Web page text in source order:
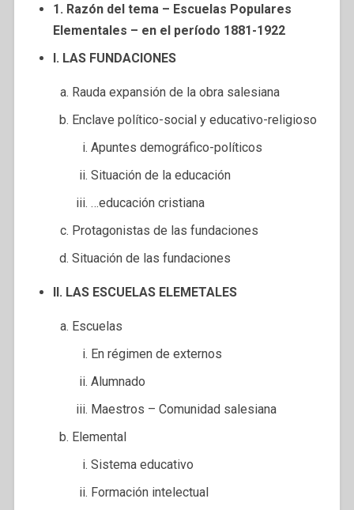
1. Razón del tema – Escuelas Populares
Elementales – en el período 1881-1922
I. LAS FUNDACIONES
Rauda expansión de la obra salesiana
Enclave político-social y educativo-religioso
Apuntes demográfico-políticos
Situación de la educación
…educación cristiana
Protagonistas de las fundaciones
Situación de las fundaciones
II. LAS ESCUELAS ELEMETALES
Escuelas
En régimen de externos
Alumnado
Maestros – Comunidad salesiana
Elemental
Sistema educativo
Formación intelectual